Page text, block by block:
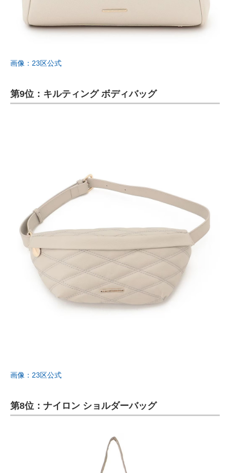
画像：23区公式
第9位：キルティング ボディバッグ
画像：23区公式
第8位：ナイロン ショルダーバッグ